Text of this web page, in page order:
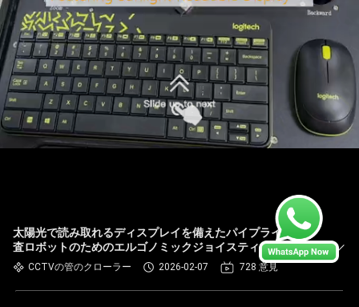
太陽光で読み取れるディスプレイを備えたパイプライン検
査ロボットのためのエルゴノミックジョイスティックと耐
天候ハウジングのプロメインコントローラー
CCTVの管のクローラー 2026-02-07 728 意見